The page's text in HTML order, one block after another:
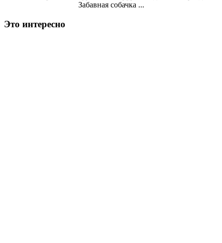
Забавная собачка ...
Это интересно